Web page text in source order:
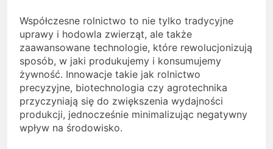
Współczesne rolnictwo to nie tylko tradycyjne
uprawy i hodowla zwierząt, ale także
zaawansowane technologie, które rewolucjonizują
sposób, w jaki produkujemy i konsumujemy
żywność. Innowacje takie jak rolnictwo
precyzyjne, biotechnologia czy agrotechnika
przyczyniają się do zwiększenia wydajności
produkcji, jednocześnie minimalizując negatywny
wpływ na środowisko.